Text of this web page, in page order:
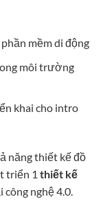
mềm di động
môi trường
khai cho intro
năng thiết kế đồ
triển 1 thiết kế
nghệ 4.0.